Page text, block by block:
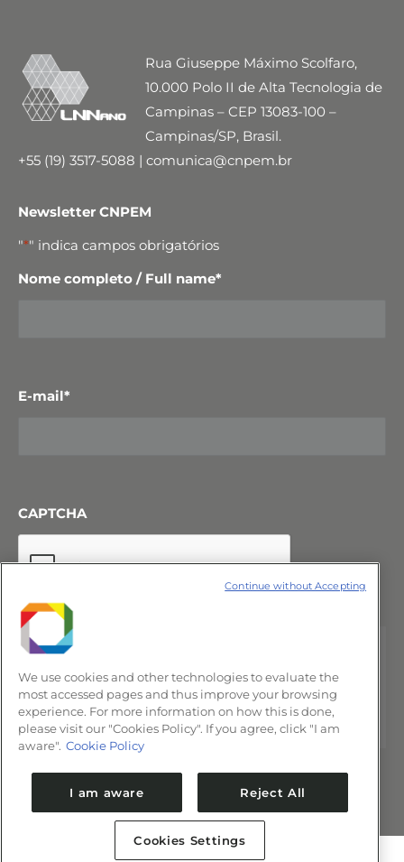
Rua Giuseppe Máximo Scolfaro,
10.000 Polo II de Alta Tecnologia de
Campinas – CEP 13083-100 –
Campinas/SP, Brasil.
+55 (19) 3517-5088 | comunica@cnpem.br
Newsletter CNPEM
"*" indica campos obrigatórios
Nome completo / Full name*
E-mail*
CAPTCHA
We use cookies and other technologies to evaluate the
most accessed pages and thus improve your browsing
experience. For more information on how this is done,
please visit our "Cookies Policy". If you agree, click "I am
aware". Cookie Policy
I am aware Reject All
Cookies Settings
Continue without Accepting